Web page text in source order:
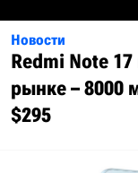
Новости
Redmi Note
рынке – 8000
$295